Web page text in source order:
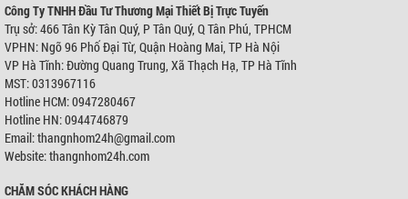
Công Ty TNHH Đầu Tư Thương Mại Thiết Bị Trực Tuyến
Trụ sở: 466 Tân Kỳ Tân Quý, P Tân Quý, Q Tân Phú, TPHCM
VPHN: Ngõ 96 Phố Đại Từ, Quận Hoàng Mai, TP Hà Nội
VP Hà Tĩnh: Đường Quang Trung, Xã Thạch Hạ, TP Hà Tĩnh
MST: 0313967116
Hotline HCM: 0947280467
Hotline HN: 0944746879
Email: thangnhom24h@gmail.com
Website: thangnhom24h.com
CHĂM SÓC KHÁCH HÀNG